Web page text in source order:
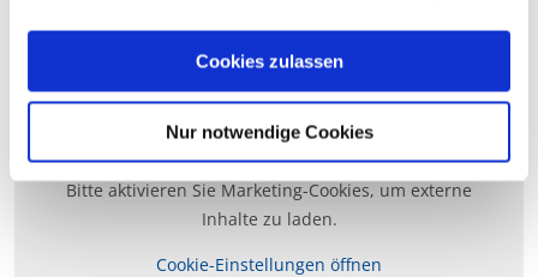
Cookies zulassen
Nur notwendige Cookies
Aktuelle Produktvideos von Blanco Spülen
Externe Inhalte
Bitte aktivieren Sie Marketing-Cookies, um externe
Inhalte zu laden.
Cookie-Einstellungen öffnen